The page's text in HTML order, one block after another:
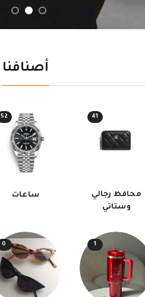
أصنافنا
41
محافظ رجالي
وستاتي
52
ساعات
1
0